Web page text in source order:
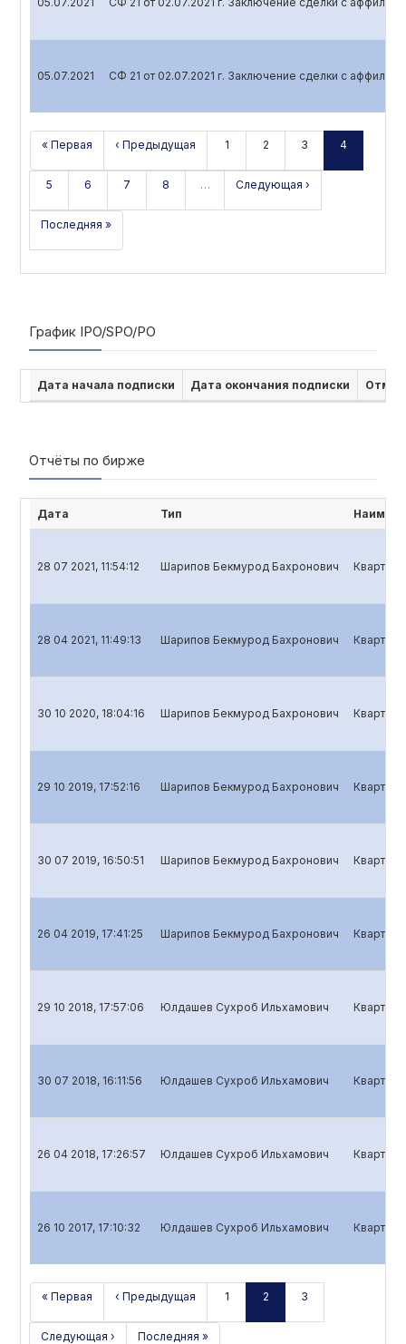
05.07.2021 СФ 21 от 02.07.2021 г. Заключение сделки с
« Первая ‹ Предыдущая 1 2 3 4
5 6 7 8 … Следующая ›
Последняя »
График IPO/SPO/PO
Дата начала подписки Дата окончания подписки
Отчёты по бирже
Дата Тип
28 07 2021, 11:54:12 Шарипов Бекмурод Бахронович
28 04 2021, 11:49:13 Шарипов Бекмурод Бахронович
30 10 2020, 18:04:16 Шарипов Бекмурод Бахронович
29 10 2019, 17:52:16 Шарипов Бекмурод Бахронович
30 07 2019, 16:50:51 Шарипов Бекмурод Бахронович
26 04 2019, 17:41:25 Шарипов Бекмурод Бахронович
29 10 2018, 17:57:06 Юлдашев Сухроб Ильхамович
30 07 2018, 16:11:56 Юлдашев Сухроб Ильхамович
26 04 2018, 17:26:57 Юлдашев Сухроб Ильхамович
26 10 2017, 17:10:32 Юлдашев Сухроб Ильхамович
« Первая ‹ Предыдущая 1 2 3
Следующая › Последняя »